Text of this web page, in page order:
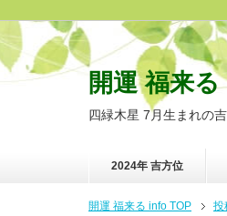
開運 福来
四緑木星 7月生まれの
2024年 吉方位
開運 福来る info TOP 投